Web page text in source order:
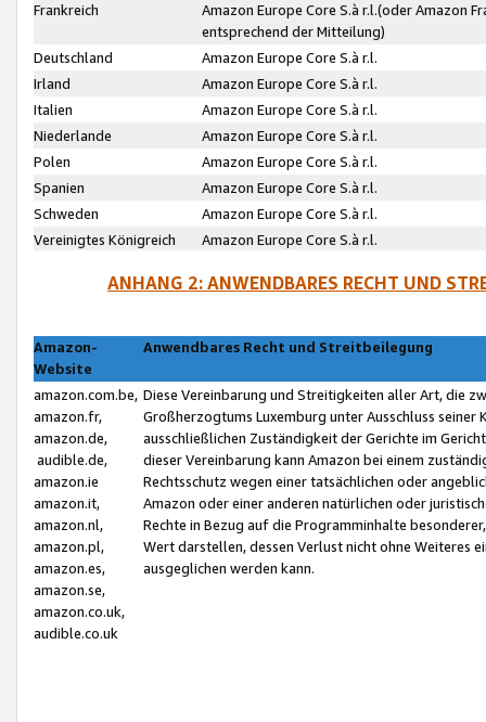
Frankreich
Amazon Europe Core S.à r.l.(oder Amazon
entsprechend der Mitteilung)
Deutschland
Amazon Europe Core S.à r.l.
Irland
Amazon Europe Core S.à r.l.
Italien
Amazon Europe Core S.à r.l.
Niederlande
Amazon Europe Core S.à r.l.
Polen
Amazon Europe Core S.à r.l.
Spanien
Amazon Europe Core S.à r.l.
Schweden
Amazon Europe Core S.à r.l.
Vereinigtes Königreich
Amazon Europe Core S.à r.l.
ANHANG 2: ANWENDBARES RECHT UND
Amazon-
Website
Anwendbares Recht und Streitbeilegung
amazon.com.be,
amazon.fr,
amazon.de,
audible.de,
amazon.ie
amazon.it,
amazon.nl,
amazon.pl,
amazon.es,
amazon.se,
amazon.co.uk,
audible.co.uk
Diese Vereinbarung und Streitigkeiten aller Art, die
Großherzogtums Luxemburg unter Ausschluss
ausschließlichen Zuständigkeit der Gerichte im
dieser Vereinbarung kann Amazon bei einem
Rechtsschutz wegen einer tatsächlichen oder
Amazon oder einer anderen natürlichen oder
Rechte in Bezug auf die Programminhalte
Wert darstellen, dessen Verlust nicht ohne Weiteres
ausgeglichen werden kann.